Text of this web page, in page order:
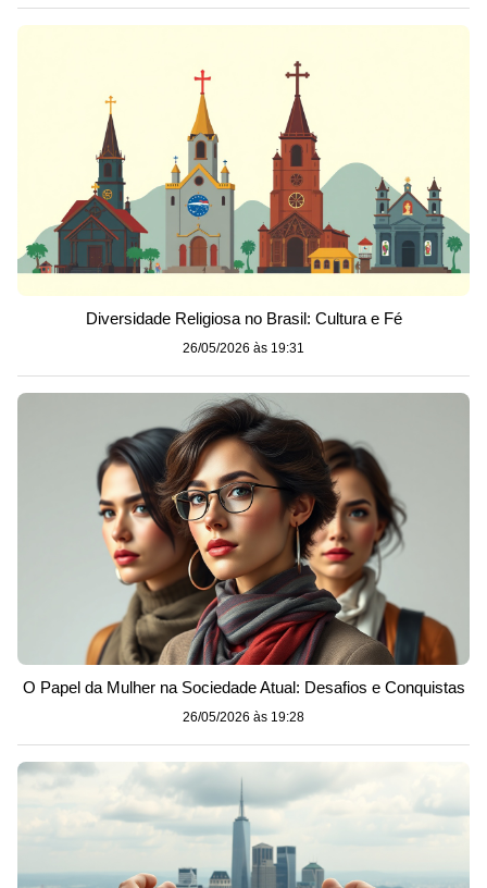
Diversidade Religiosa no Brasil: Cultura e Fé
26/05/2026 às 19:31
O Papel da Mulher na Sociedade Atual: Desafios e Conquistas
26/05/2026 às 19:28